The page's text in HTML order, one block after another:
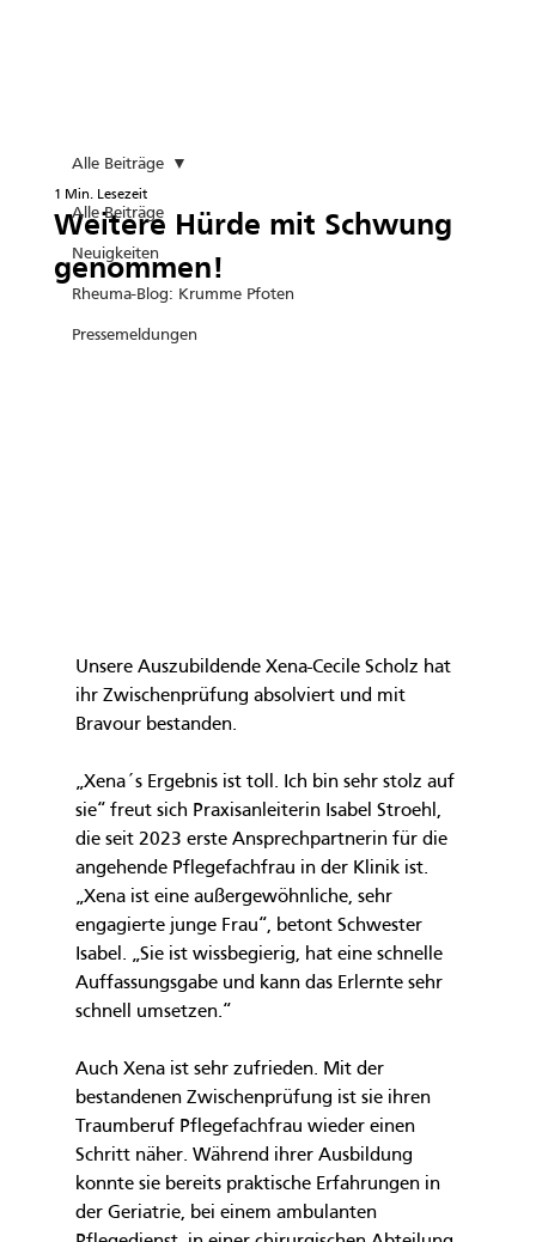
Alle Beiträge
Neuigkeiten
Rheuma-Blog: Krumme Pfoten
Pressemeldungen
Alle Beiträge
Weitere Hürde mit Schwung
genommen!
1 Min. Lesezeit
Unsere Auszubildende Xena-Cecile Scholz hat
ihr Zwischenprüfung absolviert und mit
Bravour bestanden.
„Xena´s Ergebnis ist toll. Ich bin sehr stolz auf
sie“ freut sich Praxisanleiterin Isabel Stroehl,
die seit 2023 erste Ansprechpartnerin für die
angehende Pflegefachfrau in der Klinik ist.
„Xena ist eine außergewöhnliche, sehr
engagierte junge Frau“, betont Schwester
Isabel. „Sie ist wissbegierig, hat eine schnelle
Auffassungsgabe und kann das Erlernte sehr
schnell umsetzen.“
Auch Xena ist sehr zufrieden. Mit der
bestandenen Zwischenprüfung ist sie ihren
Traumberuf Pflegefachfrau wieder einen
Schritt näher. Während ihrer Ausbildung
konnte sie bereits praktische Erfahrungen in
der Geriatrie, bei einem ambulanten